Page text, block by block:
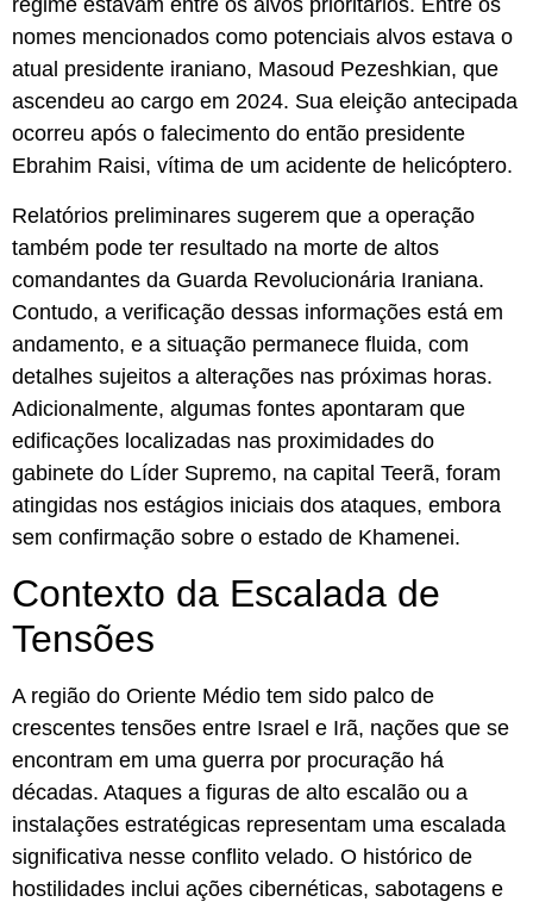
regime estavam entre os alvos prioritários. Entre os
nomes mencionados como potenciais alvos estava o
atual presidente iraniano, Masoud Pezeshkian, que
ascendeu ao cargo em 2024. Sua eleição antecipada
ocorreu após o falecimento do então presidente
Ebrahim Raisi, vítima de um acidente de helicóptero.
Relatórios preliminares sugerem que a operação
também pode ter resultado na morte de altos
comandantes da Guarda Revolucionária Iraniana.
Contudo, a verificação dessas informações está em
andamento, e a situação permanece fluida, com
detalhes sujeitos a alterações nas próximas horas.
Adicionalmente, algumas fontes apontaram que
edificações localizadas nas proximidades do
gabinete do Líder Supremo, na capital Teerã, foram
atingidas nos estágios iniciais dos ataques, embora
sem confirmação sobre o estado de Khamenei.
Contexto da Escalada de
Tensões
A região do Oriente Médio tem sido palco de
crescentes tensões entre Israel e Irã, nações que se
encontram em uma guerra por procuração há
décadas. Ataques a figuras de alto escalão ou a
instalações estratégicas representam uma escalada
significativa nesse conflito velado. O histórico de
hostilidades inclui ações cibernéticas, sabotagens e